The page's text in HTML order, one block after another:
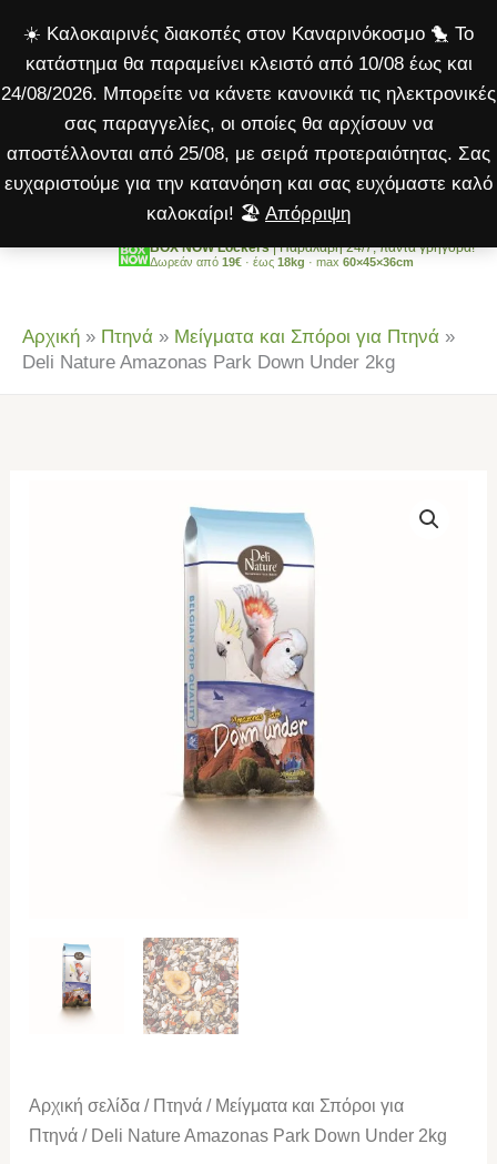
☀️ Καλοκαιρινές διακοπές στον Καναρινόκοσμο 🐤 Το
κατάστημα θα παραμείνει κλειστό από 10/08 έως και
24/08/2026. Μπορείτε να κάνετε κανονικά τις ηλεκτρονικές
σας παραγγελίες, οι οποίες θα αρχίσουν να
αποστέλλονται από 25/08, με σειρά προτεραιότητας. Σας
ευχαριστούμε για την κατανόηση και σας ευχόμαστε καλό
καλοκαίρι! 🏖️ Απόρριψη
στο
περιεχόμενο
BOX NOW Lockers| Παραλαβή 24/7, πάντα γρήγορα!
Δωρεάν από 19€ · έως 18kg · max 60×45×36cm
Αρχική » Πτηνά » Μείγματα και Σπόροι για Πτηνά »
Deli Nature Amazonas Park Down Under 2kg
Αρχική σελίδα / Πτηνά / Μείγματα και Σπόροι για
Πτηνά / Deli Nature Amazonas Park Down Under 2kg
Park
Down
Under
ποσότητα